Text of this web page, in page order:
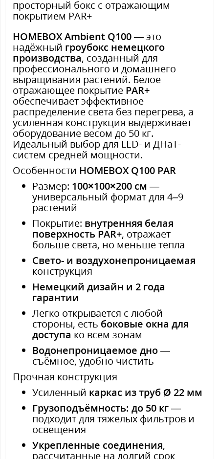
просторный бокс с отражающим
покрытием PAR+
HOMEBOX Ambient Q100— это
надёжный гроубокс немецкого
производства, созданный для
профессионального и домашнего
выращивания растений. Белое
отражающее покрытие PAR+
обеспечивает эффективное
распределение света без перегрева, а
усиленная конструкция выдерживает
оборудование весом до 50 кг.
Идеальный выбор для LED- и ДНаТ-
систем средней мощности.
Особенности HOMEBOX Q100 PAR
Размер: 100×100×200 см —
универсальный формат для 4–9
растений
Покрытие: внутренняя белая
поверхность PAR+, отражает
больше света, но меньше тепла
Свето- и воздухонепроницаемая
конструкция
Немецкий дизайн и 2 года
гарантии
Легко открывается с любой
стороны, есть боковые окна для
доступа ко всем зонам
Водонепроницаемое дно—
съёмное, удобно чистить
Прочная конструкция
Усиленный каркас из труб Ø 22 мм
Грузоподъёмность: до 50 кг—
подходит для тяжелых фильтров и
освещения
Укрепленные соединения,
рассчитанные на долгий срок